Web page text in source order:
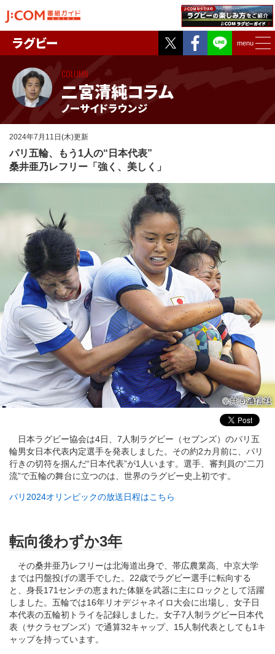
Twitter
Facebook
menu
ラグビー
二宮清純コラム
ノーサイドラウンジ
COLUMN
2024年7月11日(木)更新
パリ五輪、もう1人の“日本代表”
桑井亜乃レフリー「強く、美しく」
日本ラグビー協会は4日、7人制ラグビー（セブンズ）のパリ五
輪男女日本代表内定選手を発表しました。その約2カ月前に、パリ
行きの切符を掴んだ“日本代表”が1人います。選手、審判員の“二刀
流”で五輪の舞台に立つのは、世界のラグビー史上初です。
パリ2024オリンピックの放送日程はこちら
転向後わずか3年
その桑井亜乃レフリーは北海道出身で、帯広農業高、中京大学
までは円盤投げの選手でした。22歳でラグビー選手に転向する
と、身長171センチの恵まれた体躯を武器に主にロックとして活躍
しました。五輪では16年リオデジャネイロ大会に出場し、女子日
本代表の五輪初トライを記録しました。女子7人制ラグビー日本代
表（サクラセブンズ）で通算32キャップ、15人制代表としても1キ
ャップを持っています。